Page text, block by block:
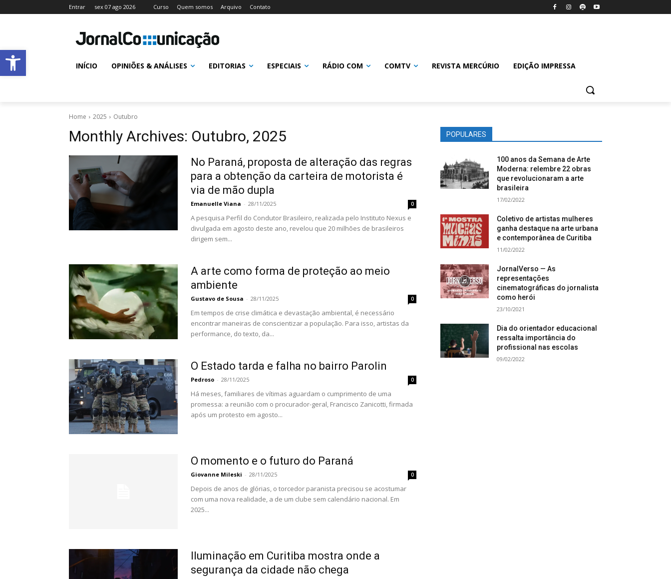
Abrir a barra de ferramentas
Entrar sex 07 ago 2026 Curso Quem somos Arquivo Contato
INÍCIO OPINIÕES & ANÁLISES EDITORIAS ESPECIAIS RÁDIO COM COMTV REVISTA MERCÚRIO EDIÇÃO IMPRESSA
Home 2025 Outubro
Monthly Archives: Outubro, 2025
No Paraná, proposta de alteração das regras
para a obtenção da carteira de motorista é
via de mão dupla
Emanuelle Viana - 28/11/2025 0
A pesquisa Perfil do Condutor Brasileiro, realizada pelo Instituto Nexus e
divulgada em agosto deste ano, revelou que 20 milhões de brasileiros
dirigem sem...
A arte como forma de proteção ao meio
ambiente
Gustavo de Sousa - 28/11/2025 0
Em tempos de crise climática e devastação ambiental, é necessário
encontrar maneiras de conscientizar a população. Para isso, artistas da
performance, do texto, da...
O Estado tarda e falha no bairro Parolin
Pedroso - 28/11/2025 0
Há meses, familiares de vítimas aguardam o cumprimento de uma
promessa: a reunião com o procurador-geral, Francisco Zanicotti, firmada
após um protesto em agosto...
O momento e o futuro do Paraná
Giovanne Mileski - 28/11/2025 0
Depois de anos de glórias, o torcedor paranista precisou se acostumar
com uma nova realidade, a de um clube sem calendário nacional. Em
2025...
Iluminação em Curitiba mostra onde a
segurança da cidade não chega
POPULARES
100 anos da Semana de Arte
Moderna: relembre 22 obras
que revolucionaram a arte
brasileira
17/02/2022
Coletivo de artistas mulheres
ganha destaque na arte urbana
e contemporânea de Curitiba
11/02/2022
JornalVerso — As
representações
cinematográficas do jornalista
como herói
23/10/2021
Dia do orientador educacional
ressalta importância do
profissional nas escolas
09/02/2022